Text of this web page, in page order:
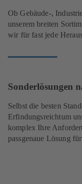
Ob Gebäude-,
unserem breiten
wir für fast jede
Sonderlösungen
Selbst die besten
Erfindungsreichtum
komplex Ihre
passgenaue Lösung